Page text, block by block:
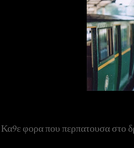
Κα9ε φορα που περπατουσα στο